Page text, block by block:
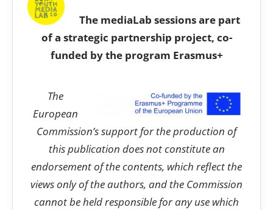
The mediaLab sessions are part
of a strategic partnership project, co-
funded by the program Erasmus+
The
European
Commission’s support for the production of
this publication does not constitute an
endorsement of the contents, which reflect the
views only of the authors, and the Commission
cannot be held responsible for any use which